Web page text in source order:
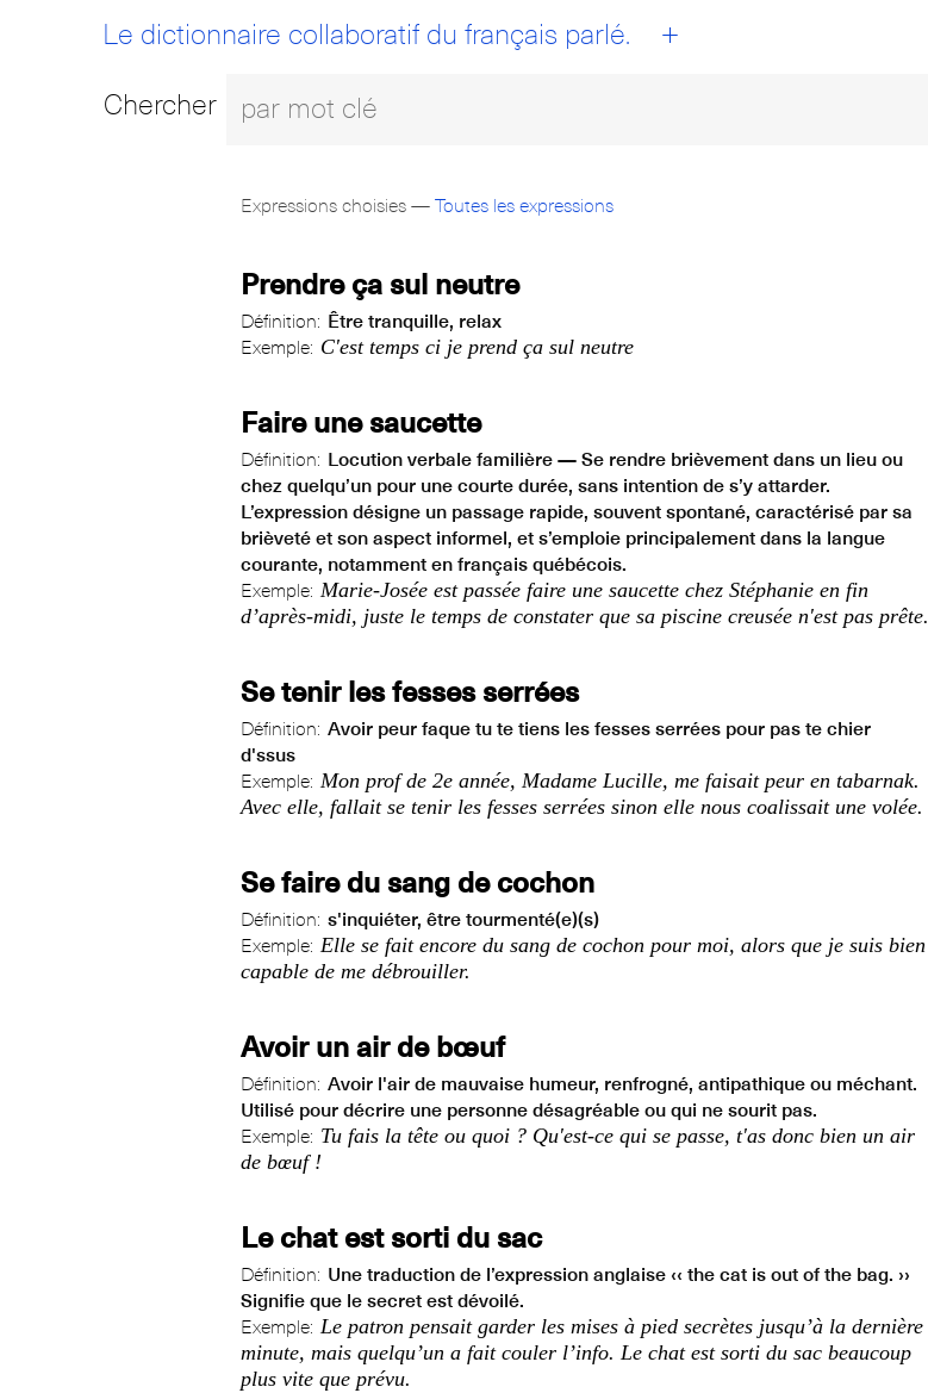
Le dictionnaire collaboratif du français parlé. +
Chercher
Expressions choisies — Toutes les expressions
Prendre ça sul neutre
Définition: Être tranquille, relax
Exemple: C'est temps ci je prend ça sul neutre
Faire une saucette
Définition: Locution verbale familière — Se rendre brièvement dans un lieu ou
chez quelqu’un pour une courte durée, sans intention de s’y attarder.
L’expression désigne un passage rapide, souvent spontané, caractérisé par sa
brièveté et son aspect informel, et s’emploie principalement dans la langue
courante, notamment en français québécois.
Exemple: Marie-Josée est passée faire une saucette chez Stéphanie en fin
d’après‑midi, juste le temps de constater que sa piscine creusée n'est pas prête.
Se tenir les fesses serrées
Définition: Avoir peur faque tu te tiens les fesses serrées pour pas te chier
d'ssus
Exemple: Mon prof de 2e année, Madame Lucille, me faisait peur en tabarnak.
Avec elle, fallait se tenir les fesses serrées sinon elle nous coalissait une volée.
Se faire du sang de cochon
Définition: s'inquiéter, être tourmenté(e)(s)
Exemple: Elle se fait encore du sang de cochon pour moi, alors que je suis bien
capable de me débrouiller.
Avoir un air de bœuf
Définition: Avoir l'air de mauvaise humeur, renfrogné, antipathique ou méchant.
Utilisé pour décrire une personne désagréable ou qui ne sourit pas.
Exemple: Tu fais la tête ou quoi ? Qu'est-ce qui se passe, t'as donc bien un air
de bœuf !
Le chat est sorti du sac
Définition: Une traduction de l’expression anglaise ‹‹ the cat is out of the bag. ››
Signifie que le secret est dévoilé.
Exemple: Le patron pensait garder les mises à pied secrètes jusqu’à la dernière
minute, mais quelqu’un a fait couler l’info. Le chat est sorti du sac beaucoup
plus vite que prévu.